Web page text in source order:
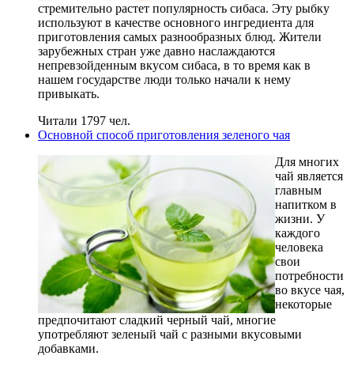
стремительно растет популярность сибаса. Эту рыбку
используют в качестве основного ингредиента для
приготовления самых разнообразных блюд. Жители
зарубежных стран уже давно наслаждаются
непревзойденным вкусом сибаса, в то время как в
нашем государстве люди только начали к нему
привыкать.
Читали 1797 чел.
Основной способ приготовления зеленого чая
Для многих
чай является
главным
напитком в
жизни. У
каждого
человека
свои
потребности
во вкусе чая,
некоторые
предпочитают сладкий черный чай, многие
употребляют зеленый чай с разными вкусовыми
добавками.